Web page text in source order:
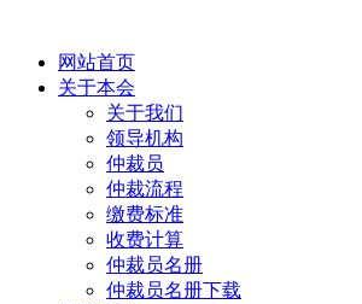
网站首页
关于本会
关于我们
领导机构
仲裁员
仲裁流程
缴费标准
收费计算
仲裁员名册
仲裁员名册下载